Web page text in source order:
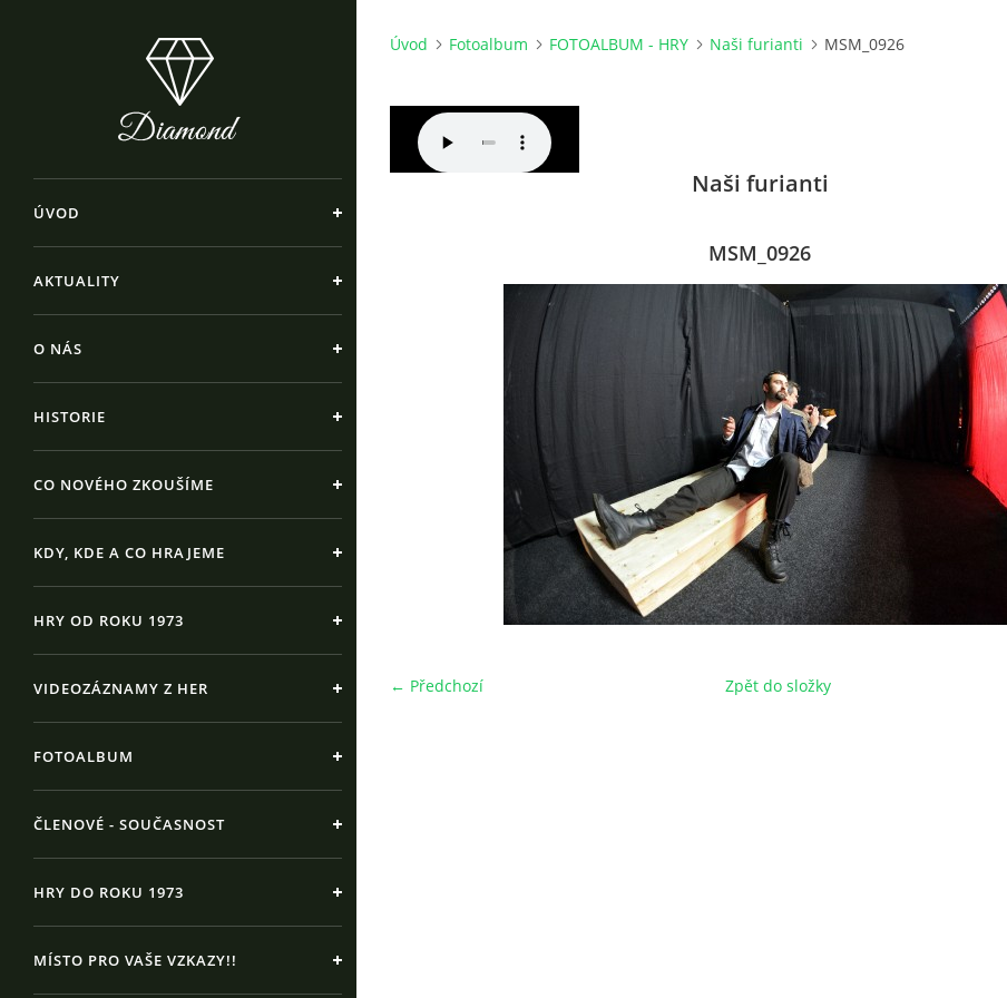
ÚVOD
AKTUALITY
O NÁS
HISTORIE
CO NOVÉHO ZKOUŠÍME
KDY, KDE A CO HRAJEME
HRY OD ROKU 1973
VIDEOZÁZNAMY Z HER
FOTOALBUM
ČLENOVÉ - SOUČASNOST
HRY DO ROKU 1973
MÍSTO PRO VAŠE VZKAZY!!
Úvod Fotoalbum FOTOALBUM - HRY Naši furianti MSM_0926
Naši furianti
MSM_0926
← Předchozí Zpět do složky